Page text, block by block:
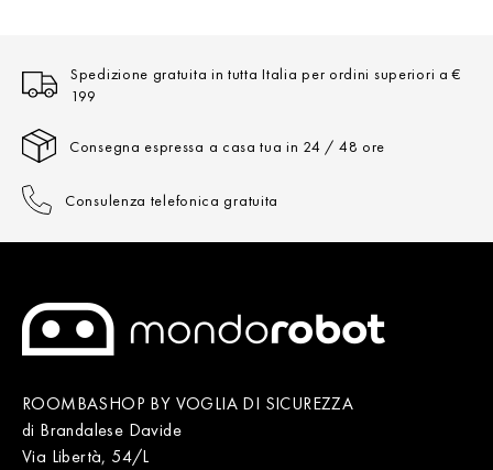
Spedizione gratuita in tutta Italia per ordini superiori a €
199
Consegna espressa a casa tua in 24 / 48 ore
Consulenza telefonica gratuita
ROOMBASHOP BY VOGLIA DI SICUREZZA
di Brandalese Davide
Via Libertà, 54/L